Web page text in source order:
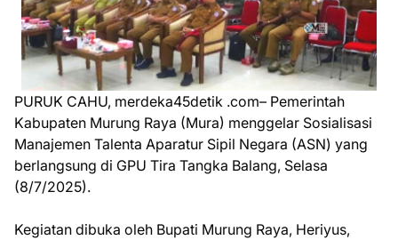
PURUK CAHU, merdeka45detik .com– Pemerintah
Kabupaten Murung Raya (Mura) menggelar Sosialisasi
Manajemen Talenta Aparatur Sipil Negara (ASN) yang
berlangsung di GPU Tira Tangka Balang, Selasa
(8/7/2025).
Kegiatan dibuka oleh Bupati Murung Raya, Heriyus,